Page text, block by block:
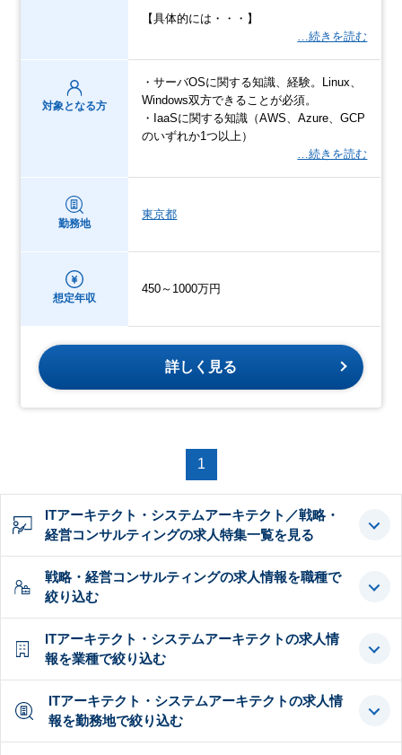
【具体的には・・・】
…続きを読む
対象となる方
・サーバOSに関する知識、経験。Linux、
Windows双方できることが必須。
・IaaSに関する知識（AWS、Azure、GCP
のいずれか1つ以上）
…続きを読む
勤務地
東京都
想定年収
450～1000万円
詳しく見る
1
ITアーキテクト・システムアーキテクト／戦略・
経営コンサルティングの求人特集一覧を見る
戦略・経営コンサルティングの求人情報を職種で
絞り込む
ITアーキテクト・システムアーキテクトの求人情
報を業種で絞り込む
ITアーキテクト・システムアーキテクトの求人情
報を勤務地で絞り込む